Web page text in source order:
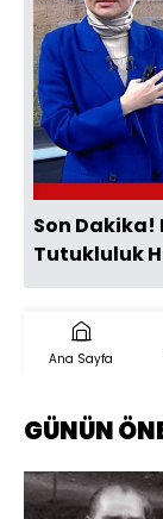
Son Dakika!
Tutukluluk
Ana Sayfa
GÜNÜN